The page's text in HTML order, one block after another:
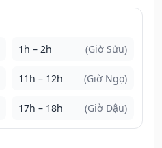
1h – 2h (Giờ Sửu)
11h – 12h (Giờ Ngọ)
17h – 18h (Giờ Dậu)